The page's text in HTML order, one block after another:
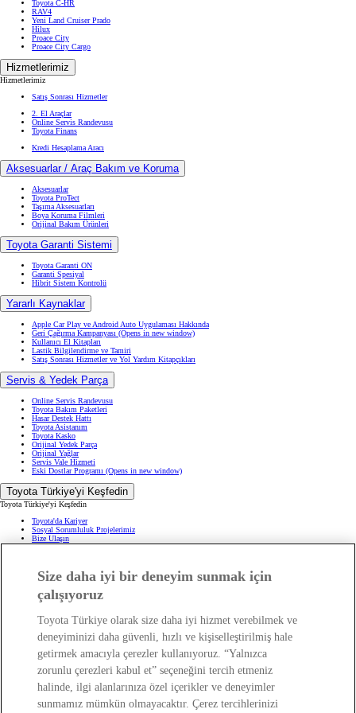
Toyota C-HR
RAV4
Yeni Land Cruiser Prado
Hilux
Proace City
Proace City Cargo
Hizmetlerimiz
Hizmetlerimiz
Satış Sonrası Hizmetler
2. El Araçlar
Online Servis Randevusu
Toyota Finans
Kredi Hesaplama Aracı
Aksesuarlar / Araç Bakım ve Koruma
Aksesuarlar
Toyota ProTect
Taşıma Aksesuarları
Boya Koruma Filmleri
Orijinal Bakım Ürünleri
Toyota Garanti Sistemi
Toyota Garanti ON
Garanti Spesiyal
Hibrit Sistem Kontrolü
Yararlı Kaynaklar
Apple Car Play ve Android Auto Uygulaması Hakkında
Geri Çağırma Kampanyası (Opens in new window)
Kullanıcı El Kitapları
Lastik Bilgilendirme ve Tamiri
Satış Sonrası Hizmetler ve Yol Yardım Kitapçıkları
Servis & Yedek Parça
Online Servis Randevusu
Toyota Bakım Paketleri
Hasar Destek Hattı
Toyota Asistanım
Toyota Kasko
Orijinal Yedek Parça
Orijinal Yağlar
Servis Vale Hizmeti
Eski Dostlar Programı (Opens in new window)
Toyota Türkiye'yi Keşfedin
Toyota Türkiye'yi Keşfedin
Toyota'da Kariyer
Sosyal Sorumluluk Projelerimiz
Bize Ulaşın
Haberler ve Etkinlikler
Hafif Ticari: Toyota Professional
SUV
Toyota Blog
Ağaçlandırma Seferberliği
Yasal Bilgilendirme
Yasal Bilgilendirme
Yasal Uyarı ve Bilgilendirme
Çerez Politikası
Kişisel Verilerin Korunması
Kişisel Veri Paylaşımı ve İletişim İzni
Bilgi Toplumu Hizmetleri(Opens in new window)
TAKATA Hava Yastığı Geri Çağırma
Yakıt Ekonomisi ve CO2 Emisyonu
Size daha iyi bir deneyim sunmak için
çalışıyoruz
Toyota Türkiye olarak size daha iyi hizmet verebilmek ve
deneyiminizi daha güvenli, hızlı ve kişiselleştirilmiş hale
getirmek amacıyla çerezler kullanıyoruz. “Yalnızca
zorunlu çerezleri kabul et” seçeneğini tercih etmeniz
halinde, ilgi alanlarınıza özel içerikler ve deneyimler
sunmamız mümkün olmayacaktır. Çerez tercihlerinizi